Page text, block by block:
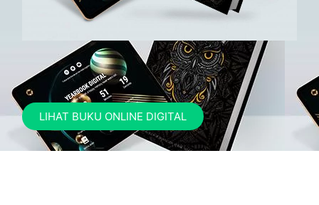
LIHAT BUKU ONLINE DIGITAL